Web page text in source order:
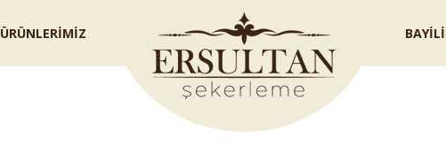
ÜRÜNLERİMİZ